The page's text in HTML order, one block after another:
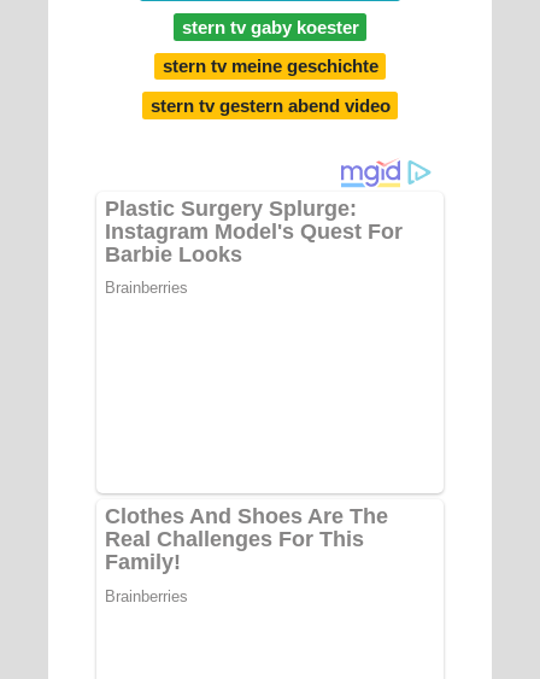
stern tv gaby koester
stern tv meine geschichte
stern tv gestern abend video